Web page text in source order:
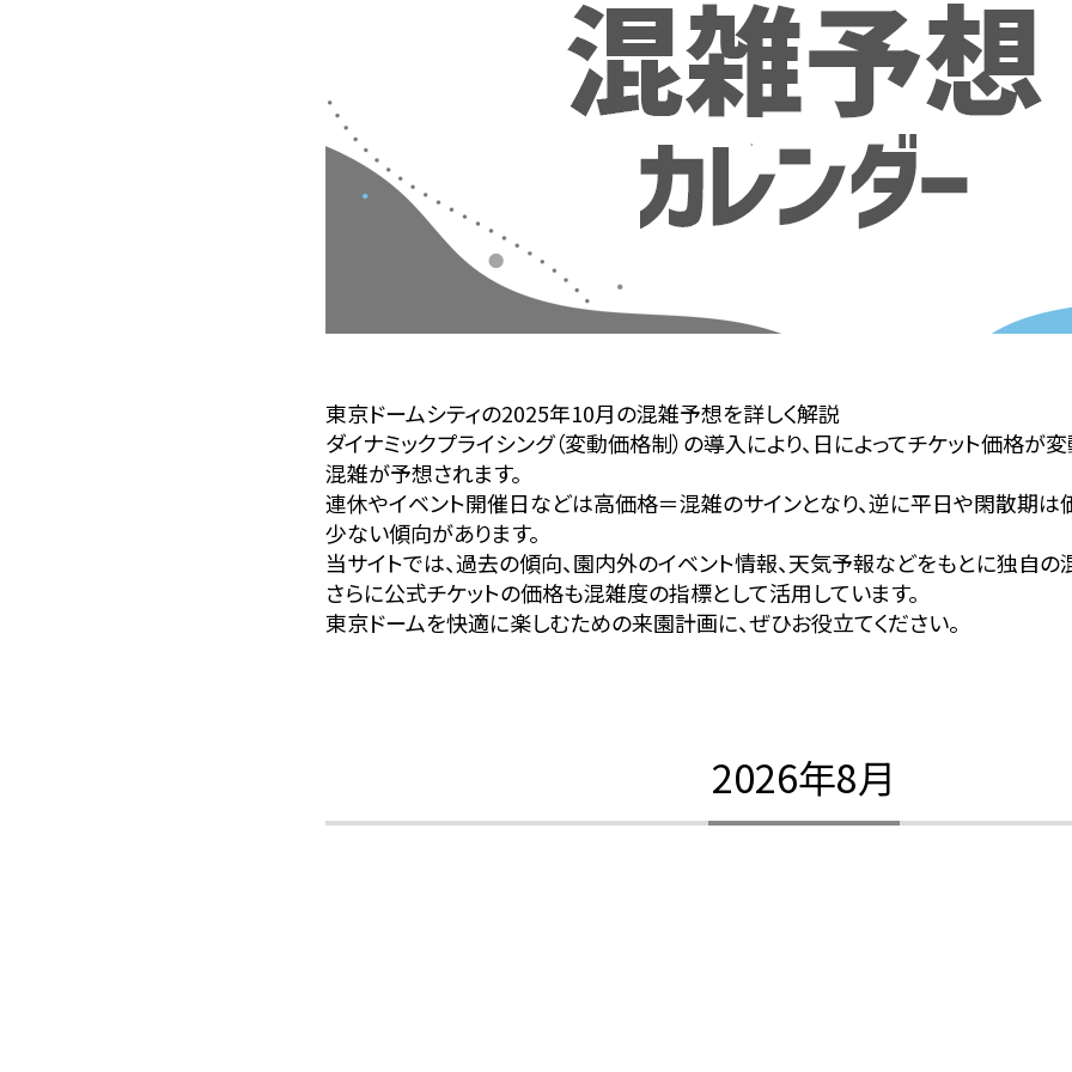
東京ドームシティの2025年10月の混雑予想を詳しく解説
ダイナミックプライシング（変動価格制）の導入により、日によってチケット価格が
混雑が予想されます。
連休やイベント開催日などは高価格＝混雑のサインとなり、逆に平日や閑散期は
少ない傾向があります。
当サイトでは、過去の傾向、園内外のイベント情報、天気予報などをもとに独自の
さらに公式チケットの価格も混雑度の指標として活用しています。
東京ドームを快適に楽しむための来園計画に、ぜひお役立てください。
2026年8月